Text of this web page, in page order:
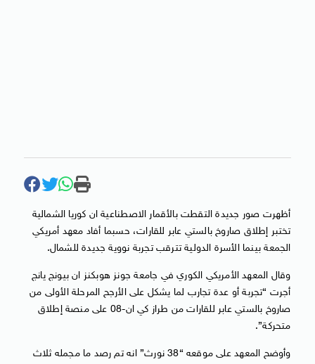
أظهرت صور جديدة التقطت بالأقمار الاصطناعية ان كوريا الشمالية
تختبر إطلاق صاروخ بالستي عابر للقارات، حسبما أفاد معهد أمريكي
الجمعة بينما الأسرة الدولية تترقب تجربة نووية جديدة للشمال.
وقال المعهد الأمريكي الكوري في جامعة جونز هوبكنز ان بيونج يانج
أجرت “تجربة أو عدة تجارب لما يشكل على الأرجح المرحلة الأولى من
صاروخ بالستي عابر للقارات من طراز كي ان-08 على منصة إطلاق
متحركة”.
وأوضح المعهد على موقعه “38 نورث” انه تم رصد ما مجمله ثلاث